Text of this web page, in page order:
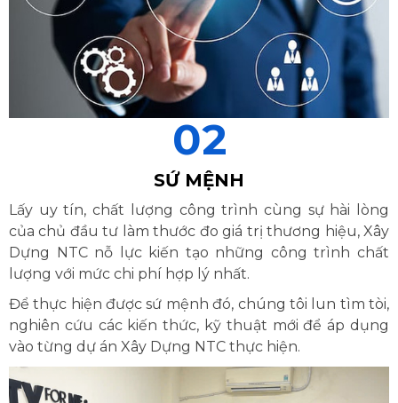
02
SỨ MỆNH
Lấy uy tín, chất lượng công trình cùng sự hài lòng
của chủ đầu tư làm thước đo giá trị thương hiệu, Xây
Dựng NTC nỗ lực kiến tạo những công trình chất
lượng với mức chi phí hợp lý nhất.
Để thực hiện được sứ mệnh đó, chúng tôi lun tìm tòi,
nghiên cứu các kiến thức, kỹ thuật mới để áp dụng
vào từng dự án Xây Dựng NTC thực hiện.